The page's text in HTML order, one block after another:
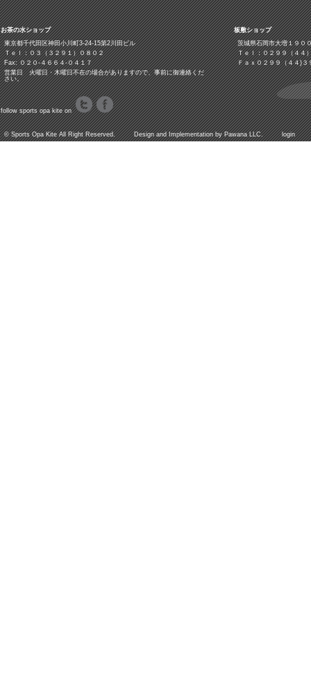
お茶の水ショップ
東京都千代田区神田小川町3‐24‐15第2川田ビル
Ｔｅｌ：０３（３２９１）０８０２
Fax: ０２０-４６６４-０４１７
営業日 火曜日・木曜日不在の場合がありますので、事前に御連絡くだ
さい。
follow sports opa kite on
板敷ショップ
茨城県石岡市大増１９０
Ｔｅｌ：０２９９（４４
Ｆａｘ０２９９（４４)３
©Sports Opa KiteAll Right Reserved. Design and Implementation byPawana LLC. login